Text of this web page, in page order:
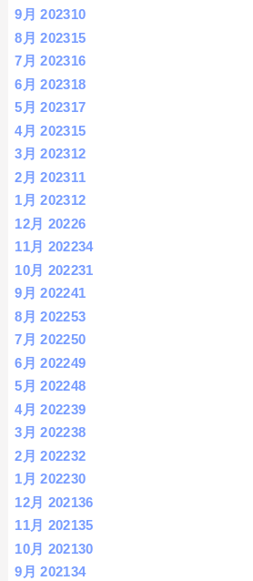
9月 202310
8月 202315
7月 202316
6月 202318
5月 202317
4月 202315
3月 202312
2月 202311
1月 202312
12月 20226
11月 202234
10月 202231
9月 202241
8月 202253
7月 202250
6月 202249
5月 202248
4月 202239
3月 202238
2月 202232
1月 202230
12月 202136
11月 202135
10月 202130
9月 202134